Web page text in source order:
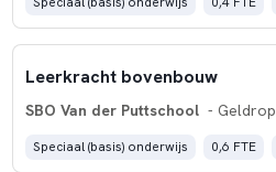
Leerkracht bovenbouw
SBO Van der Puttschool - Geldrop
Speciaal (basis) onderwijs 0,6 FTE